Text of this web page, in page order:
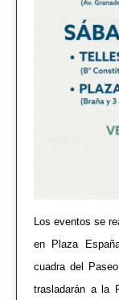
Los eventos se
en Plaza
cuadra del
trasladarán a la